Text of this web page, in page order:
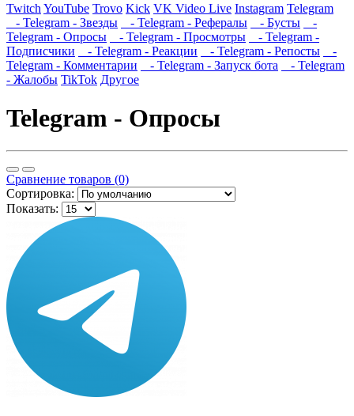
Twitch YouTube Trovo Kick VK Video Live Instagram Telegram
- Telegram - Звезды
- Telegram - Рефералы - Бусты
-
Telegram - Опросы
- Telegram - Просмотры
- Telegram -
Подписчики
- Telegram - Реакции - Telegram - Репосты
-
Telegram - Комментарии
- Telegram - Запуск бота
- Telegram
- Жалобы TikTok Другое
Telegram - Опросы
Сравнение товаров (0)
Сортировка:
Показать: